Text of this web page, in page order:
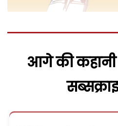
आगे की